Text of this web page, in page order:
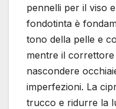
pennelli per il viso
fondotinta è
tono della pelle e
mentre il
nascondere
imperfezioni. La
trucco e ridurre la